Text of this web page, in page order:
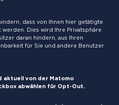
dass von Ihnen hier getätigte
Dies wird Ihre Privatsphäre
daran hindern, aus Ihren
für Sie und andere Benutzer
aktuell von der Matomo
abwählen für Opt-Out.